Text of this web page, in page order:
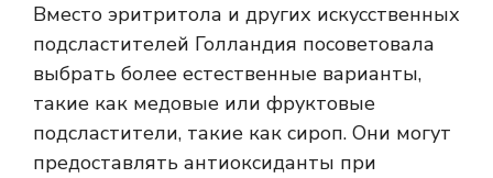
Вместо эритритола и других искусственных
подсластителей Голландия посоветовала
выбрать более естественные варианты,
такие как медовые или фруктовые
подсластители, такие как сироп. Они могут
предоставлять антиоксиданты при